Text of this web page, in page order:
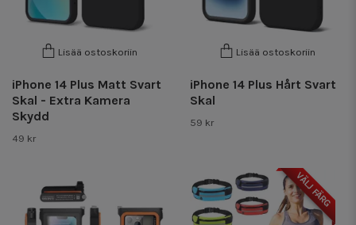
Lisää ostoskoriin
iPhone 14 Plus Matt Svart
Skal - Extra Kamera
Skydd
49 kr
Lisää ostoskoriin
iPhone 14 Plus Hårt Svart
Skal
59 kr
VÄLJ FÄRG